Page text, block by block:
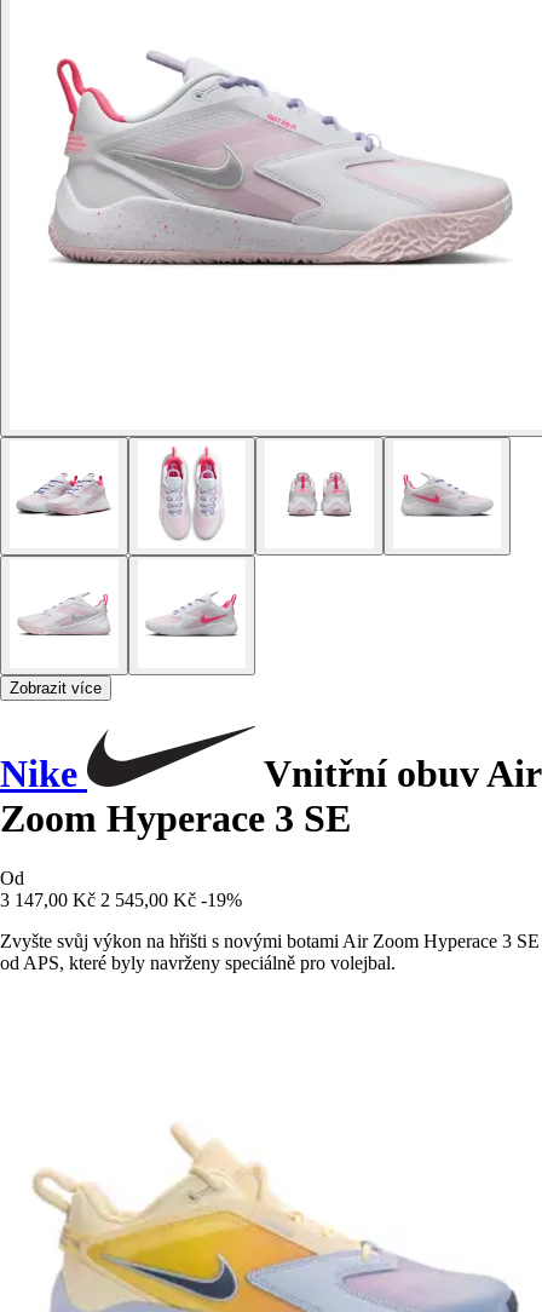
Zobrazit více
Nike
Vnitřní obuv Air
Zoom Hyperace 3 SE
Od
3 147,00 Kč 2 545,00 Kč -19%
Zvyšte svůj výkon na hřišti s novými botami Air Zoom Hyperace 3 SE
od APS, které byly navrženy speciálně pro volejbal.